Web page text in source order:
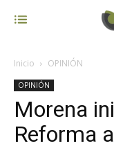
Inicio OPINIÓN
OPINIÓN
Morena
Reforma